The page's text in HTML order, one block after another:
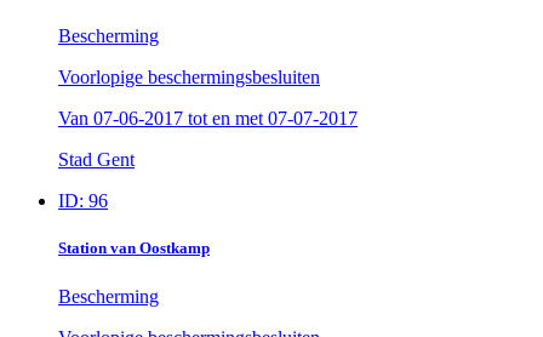
Bescherming
Voorlopige beschermingsbesluiten
Van 07-06-2017 tot en met 07-07-2017
Stad Gent
ID: 96
Station van Oostkamp
Bescherming